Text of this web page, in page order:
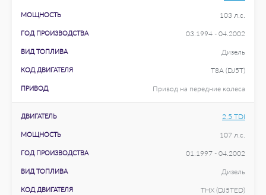
МОЩНОСТЬ 103 л.с.
ГОД ПРОИЗВОДСТВА 03.1994 - 04.2002
ВИД ТОПЛИВА Дизель
КОД ДВИГАТЕЛЯ T8A (DJ5T)
ПРИВОД Привод на передние колеса
ДВИГАТЕЛЬ 2.5 TDI
МОЩНОСТЬ 107 л.с.
ГОД ПРОИЗВОДСТВА 01.1997 - 04.2002
ВИД ТОПЛИВА Дизель
КОД ДВИГАТЕЛЯ THX (DJ5TED)